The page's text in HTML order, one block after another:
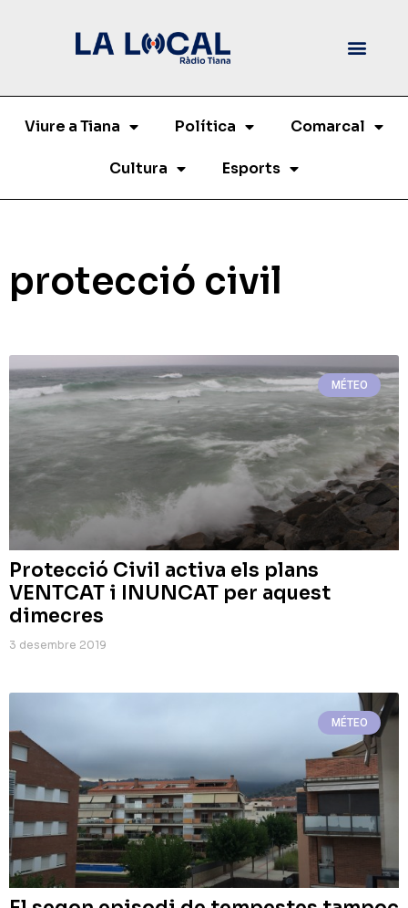
Viure a Tiana Política Comarcal
Cultura Esports
protecció civil
MÉTEO
Protecció Civil activa els plans
VENTCAT i INUNCAT per aquest
dimecres
3 desembre 2019
MÉTEO